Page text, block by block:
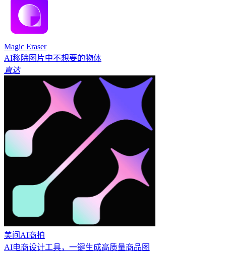
Magic Eraser
AI移除图片中不想要的物体
直达
美间AI商拍
AI电商设计工具，一键生成高质量商品图